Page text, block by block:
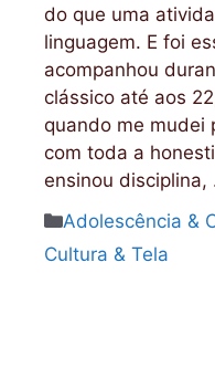
do que uma
linguagem. E foi
acompanhou
clássico até aos
quando me mudei
com toda a
ensinou disciplina,
Categorias
Adolescência &
Cultura & Tela